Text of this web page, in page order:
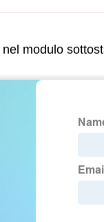
modulo